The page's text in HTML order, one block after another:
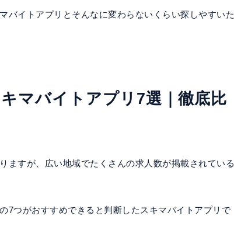
バイトアプリとそんなに変わらないくらい探しやすいた
マバイトアプリ7選｜徹底比
ますが、広い地域でたくさんの求人数が掲載されている
7つがおすすめできると判断したスキマバイトアプリで